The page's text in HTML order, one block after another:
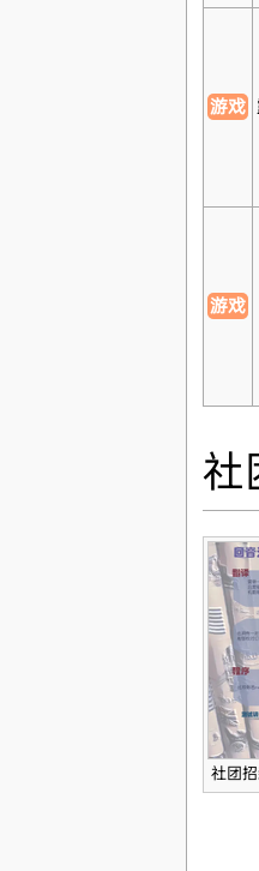
游戏
游戏
社
社团